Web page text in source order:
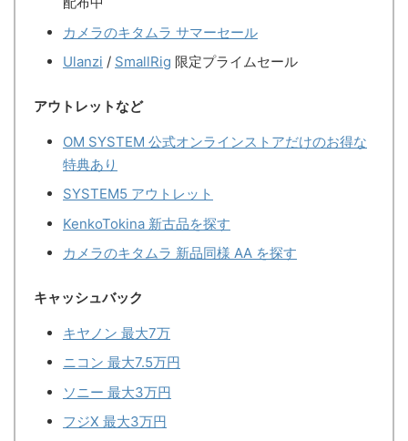
カメラのキタムラ サマーセール
Ulanzi / SmallRig 限定プライムセール
アウトレットなど
OM SYSTEM 公式オンラインストアだけのお得な
特典あり
SYSTEM5 アウトレット
KenkoTokina 新古品を探す
カメラのキタムラ 新品同様 AA を探す
キャッシュバック
キヤノン 最大7万
ニコン 最大7.5万円
ソニー 最大3万円
フジX 最大3万円